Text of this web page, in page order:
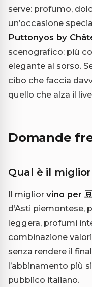
serve: profumo,
un’occasione
Puttonyos by
scenografico: più
elegante al sorso.
cibo che faccia
quello che alza il
Domande
Qual è il
Il miglior vino per
d’Asti piemontese,
leggera, profumi
combinazione
senza rendere il
l’abbinamento più
pubblico italiano.